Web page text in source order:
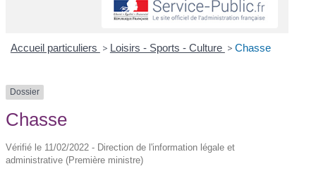
Accueil particuliers > Loisirs - Sports - Culture > Chasse
Dossier
Chasse
Vérifié le 11/02/2022 - Direction de l'information légale et
administrative (Première ministre)